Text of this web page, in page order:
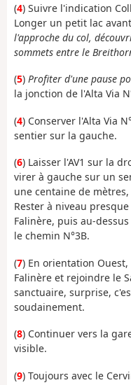
(4) Suivre l'indication
Longer un petit lac
l'approche du col,
sommets entre le
(5) Profiter d'une pause
la jonction de l'Alta Via
(4) Conserver l'Alta Via
sentier sur la gauche.
(6) Laisser l'AV1 sur la
virer à gauche sur un
une centaine de
Rester à niveau
Falinère, puis au-
le chemin N°3B.
(7) En orientation
Falinère et rejoindre le
sanctuaire, surprise,
soudainement.
(8) Continuer vers la
visible.
(9) Toujours avec le